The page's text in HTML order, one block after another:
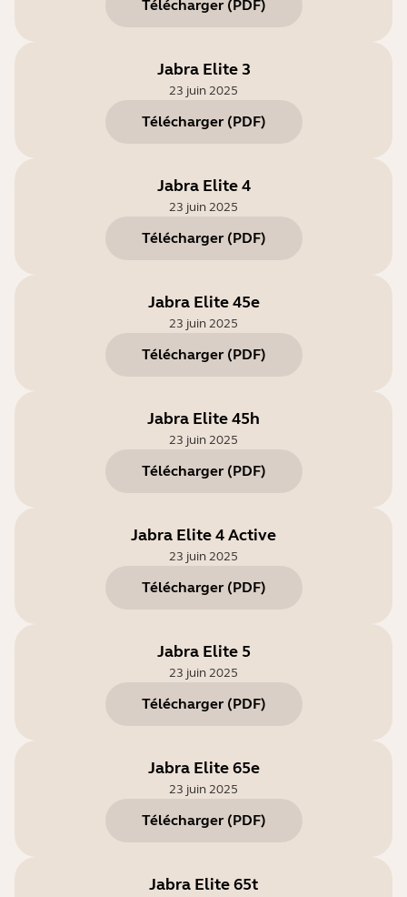
Télécharger ( PDF)
Jabra Elite 3
23 juin 2025
Télécharger (PDF)
Jabra Elite 4
23 juin 2025
Télécharger (PDF)
Jabra Elite 45e
23 juin 2025
Télécharger (PDF)
Jabra Elite 45h
23 juin 2025
Télécharger (PDF)
Jabra Elite 4 Active
23 juin 2025
Télécharger (PDF)
Jabra Elite 5
23 juin 2025
Télécharger (PDF)
Jabra Elite 65e
23 juin 2025
Télécharger (PDF)
Jabra Elite 65t